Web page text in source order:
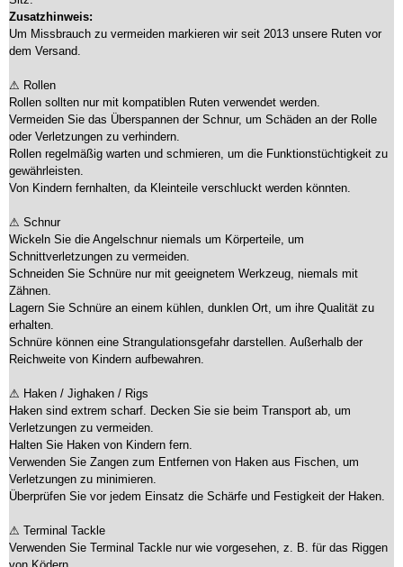
Zusatzhinweis:
Um Missbrauch zu vermeiden markieren wir seit 2013 unsere Ruten vor
dem Versand.
⚠ Rollen
Rollen sollten nur mit kompatiblen Ruten verwendet werden.
Vermeiden Sie das Überspannen der Schnur, um Schäden an der Rolle
oder Verletzungen zu verhindern.
Rollen regelmäßig warten und schmieren, um die Funktionstüchtigkeit zu
gewährleisten.
Von Kindern fernhalten, da Kleinteile verschluckt werden könnten.
⚠ Schnur
Wickeln Sie die Angelschnur niemals um Körperteile, um
Schnittverletzungen zu vermeiden.
Schneiden Sie Schnüre nur mit geeignetem Werkzeug, niemals mit
Zähnen.
Lagern Sie Schnüre an einem kühlen, dunklen Ort, um ihre Qualität zu
erhalten.
Schnüre können eine Strangulationsgefahr darstellen. Außerhalb der
Reichweite von Kindern aufbewahren.
⚠ Haken / Jighaken / Rigs
Haken sind extrem scharf. Decken Sie sie beim Transport ab, um
Verletzungen zu vermeiden.
Halten Sie Haken von Kindern fern.
Verwenden Sie Zangen zum Entfernen von Haken aus Fischen, um
Verletzungen zu minimieren.
Überprüfen Sie vor jedem Einsatz die Schärfe und Festigkeit der Haken.
⚠ Terminal Tackle
Verwenden Sie Terminal Tackle nur wie vorgesehen, z. B. für das Riggen